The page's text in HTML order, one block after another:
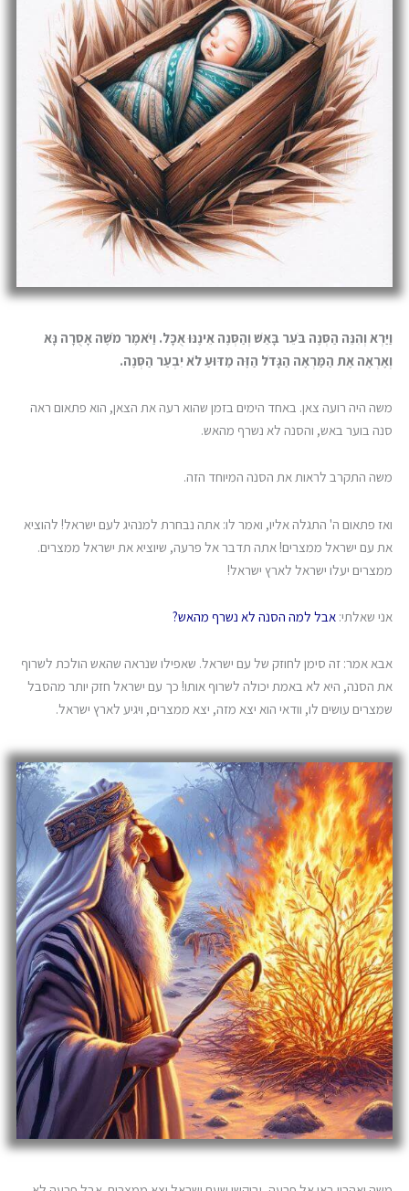
וַיַּרְא וְהִנֵּה הַסְּנֶה בֹּעֵר בָּאֵשׁ וְהַסְּנֶה אֵינֶנּוּ אֻכָּל. וַיֹּאמֶר מֹשֶׁה אָסֻרָה נָּא
וְאֶרְאֶה אֶת הַמַּרְאֶה הַגָּדֹל הַזֶּה מַדּוּעַ לֹא יִבְעַר הַסְּנֶה.
משה היה רועה צאן. באחד הימים בזמן שהוא רעה את הצאן, הוא פתאום ראה
סנה בוער באש, והסנה לא נשרף מהאש.
משה התקרב לראות את הסנה המיוחד הזה.
ואז פתאום ה' התגלה אליו, ואמר לו: אתה נבחרת למנהיג לעם ישראל! להוציא
את עם ישראל ממצרים! אתה תדבר אל פרעה, שיוציא את ישראל ממצרים.
ממצרים יעלו ישראל לארץ ישראל!
אני שאלתי:אבל למה הסנה לא נשרף מהאש?
אבא אמר: זה סימן לחוזק של עם ישראל. שאפילו שנראה שהאש הולכת לשרוף
את הסנה, היא לא באמת יכולה לשרוף אותו! כך עם ישראל חזק יותר מהסבל
שמצרים עושים לו, וודאי הוא יצא מזה, יצא ממצרים, ויגיע לארץ ישראל.